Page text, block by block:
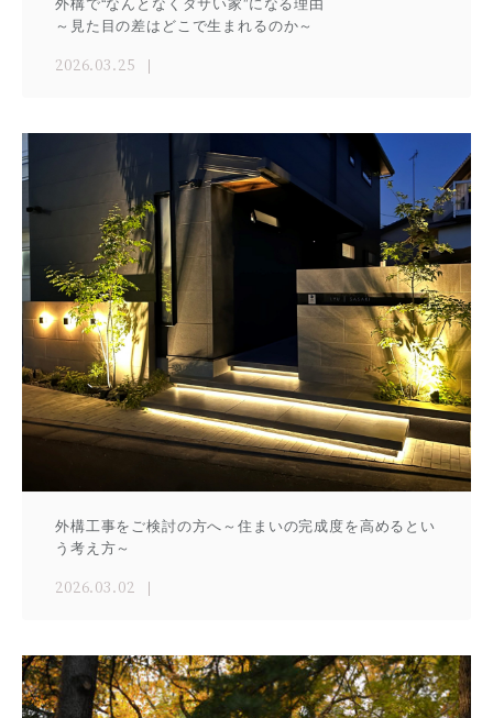
～見た目の差はどこで生まれるのか～
2026.03.25
外構工事をご検討の方へ～住まいの完成度を高めるとい
う考え方～
2026.03.02